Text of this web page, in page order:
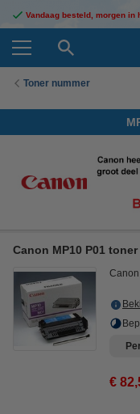
Vandaag besteld, morgen in
Toner nummer
Canon MP10 P01
Canon
€